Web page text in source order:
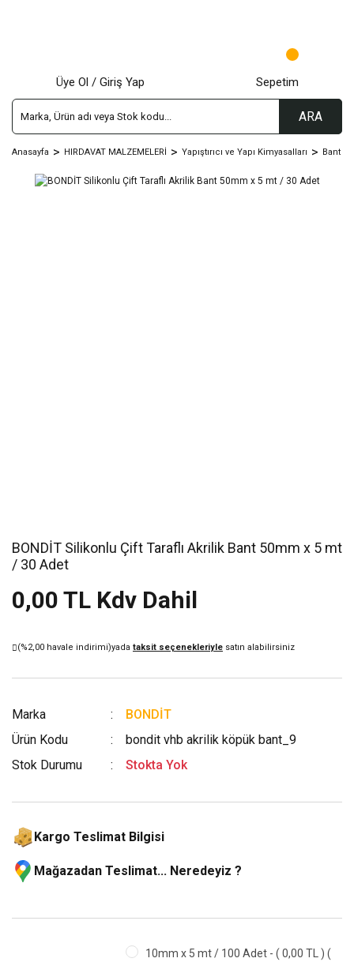
ARA
Üye Ol / Giriş Yap Sepetim
Anasayfa HIRDAVAT MALZEMELERİ Yapıştırıcı ve Yapı Kimyasalları Bant
BONDİT Silikonlu Çift Taraflı Akrilik Bant 50mm x 5 mt
/ 30 Adet
0,00 TL Kdv Dahil
(%2,00 havale indirimi)yada taksit seçenekleriyle satın alabilirsiniz
Marka
BONDİT
Ürün Kodu
bondit vhb akrilik köpük bant_9
Stok Durumu
Stokta Yok
Kargo Teslimat Bilgisi
Mağazadan Teslimat... Neredeyiz ?
10mm x 5 mt / 100 Adet - ( 0,00 TL ) (